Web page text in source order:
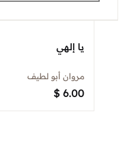
يا إلهي
مروان أبو لطيف
$ 6.00